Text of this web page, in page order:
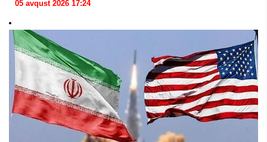
05 avqust 2026 17:24